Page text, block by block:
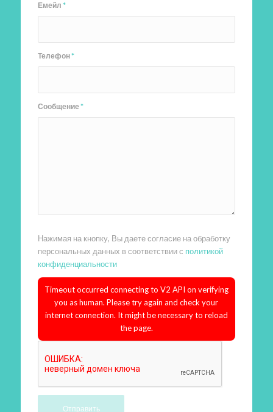
Емейл*
Телефон*
Сообщение*
Нажимая на кнопку, Вы даете согласие на обработку
персональных данных в соответствии с политикой
конфиденциальности
Timeout occurred connecting to V2 API on verifying
you as human. Please try again and check your
internet connection. It might be necessary to reload
the page.